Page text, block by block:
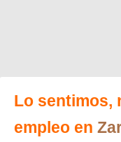
Lo sentimos,
empleo en